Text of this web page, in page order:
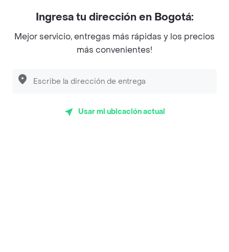
Top Marcas y Cadenas de Restaurantes
Encuéntranos en estos países
App Store Google play AppGallery
Ingresa tu dirección en Bogotá:
Mejor servicio, entregas más rápidas y los precios
más convenientes!
Usar mi ubicación actual